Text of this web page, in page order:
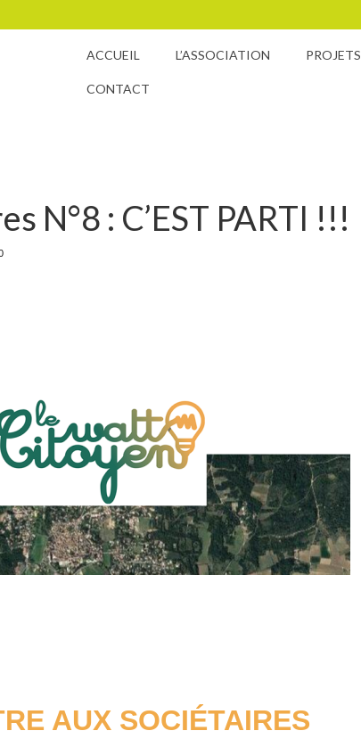
ACCUEIL L’ASSOCIATION PROJETS
CONTACT
N°8 : C’EST PARTI !!!
AUX SOCIÉTAIRES